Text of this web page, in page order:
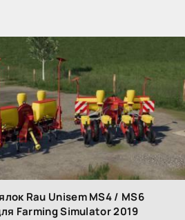
Rau Unisem MS4 / MS6
Farming Simulator 2019